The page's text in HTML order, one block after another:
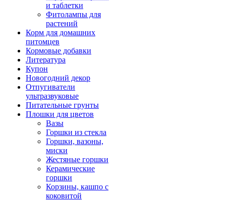
и таблетки
Фитолампы для
растений
Корм для домашних
питомцев
Кормовые добавки
Литература
Купон
Новогодний декор
Отпугиватели
ультразвуковые
Питательные грунты
Плошки для цветов
Вазы
Горшки из стекла
Горшки, вазоны,
миски
Жестяные горшки
Керамические
горшки
Корзины, кашпо с
коковитой